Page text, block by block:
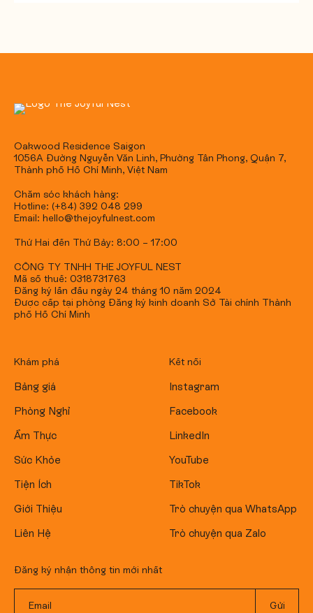
Oakwood Residence Saigon
1056A Đường Nguyễn Văn Linh, Phường Tân Phong, Quận 7,
Thành phố Hồ Chí Minh, Việt Nam
Chăm sóc khách hàng:
Hotline: (+84) 392 048 299
Email: hello@thejoyfulnest.com
Thứ Hai đến Thứ Bảy: 8:00 – 17:00
CÔNG TY TNHH THE JOYFUL NEST
Mã số thuế: 0318731763
Đăng ký lần đầu ngày 24 tháng 10 năm 2024
Được cấp tại phòng Đăng ký kinh doanh Sở Tài chính Thành
phố Hồ Chí Minh
Khám phá
Bảng giá
Phòng Nghỉ
Ẩm Thực
Sức Khỏe
Tiện Ích
Giới Thiệu
Liên Hệ
Kết nối
Instagram
Facebook
LinkedIn
YouTube
TikTok
Trò chuyện qua WhatsApp
Trò chuyện qua Zalo
Đăng ký nhận thông tin mới nhất